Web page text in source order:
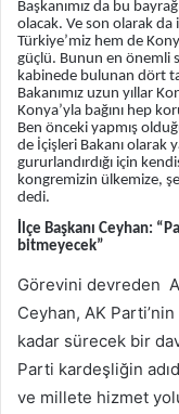
Başkanımız da bu
olacak. Ve son olarak
Türkiye’miz hem de
güçlü. Bunun en önemli
kabinede bulunan dört
Bakanımız uzun yıllar
Konya’yla bağını hep
Ben önceki yapmış
de İçişleri Bakanı olarak
gururlandırdığı için
kongremizin ülkemize,
dedi.
İlçe Başkanı Ceyhan:
bitmeyecek”
Görevini devreden
Ceyhan, AK
kadar sürecek bir
Parti kardeşliğin
ve millete hizmet